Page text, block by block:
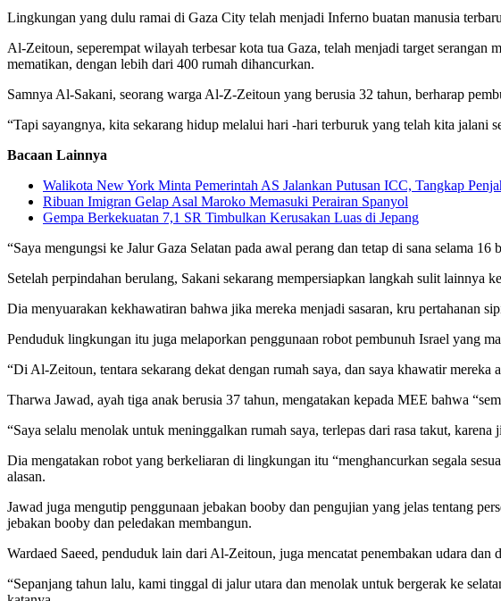
Share
Lingkungan yang dulu ramai di Gaza City telah menjadi Inferno buatan manusia
Al-Zeitoun, seperempat wilayah terbesar kota tua Gaza, telah menjadi target
mematikan, dengan lebih dari 400 rumah dihancurkan.
Samnya Al-Sakani, seorang warga Al-Z-Zeitoun yang berusia 32 tahun, berharap
“Tapi sayangnya, kita sekarang hidup melalui hari -hari terburuk yang telah kita jalani
Bacaan Lainnya
Walikota New York Minta Pemerintah AS Jalankan Putusan ICC, Tangkap
Ribuan Imigran Gelap Asal Maroko Memasuki Perairan Spanyol
Gempa Berkekuatan 7,1 SR Timbulkan Kerusakan Luas di Jepang
“Saya mengungsi ke Jalur Gaza Selatan pada awal perang dan tetap di sana selama
Setelah perpindahan berulang, Sakani sekarang mempersiapkan langkah sulit lainnya
Dia menyuarakan kekhawatiran bahwa jika mereka menjadi sasaran, kru pertahanan
Penduduk lingkungan itu juga melaporkan penggunaan robot pembunuh Israel yang
“Di Al-Zeitoun, tentara sekarang dekat dengan rumah saya, dan saya khawatir
Tharwa Jawad, ayah tiga anak berusia 37 tahun, mengatakan kepada MEE bahwa
“Saya selalu menolak untuk meninggalkan rumah saya, terlepas dari rasa takut, karena
Dia mengatakan robot yang berkeliaran di lingkungan itu “menghancurkan segala
alasan.
Jawad juga mengutip penggunaan jebakan booby dan pengujian yang jelas tentang
jebakan booby dan peledakan membangun.
Wardaed Saeed, penduduk lain dari Al-Zeitoun, juga mencatat penembakan udara
“Sepanjang tahun lalu, kami tinggal di jalur utara dan menolak untuk bergerak ke